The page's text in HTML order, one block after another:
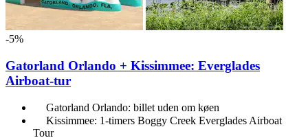
-5%
Gatorland Orlando + Kissimmee: Everglades
Airboat-tur
Gatorland Orlando: billet uden om køen
Kissimmee: 1-timers Boggy Creek Everglades Airboat
Tour